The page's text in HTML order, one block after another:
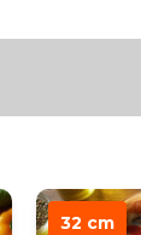
32 cm